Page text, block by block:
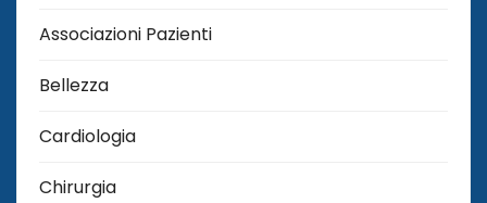
Associazioni Pazienti
Bellezza
Cardiologia
Chirurgia